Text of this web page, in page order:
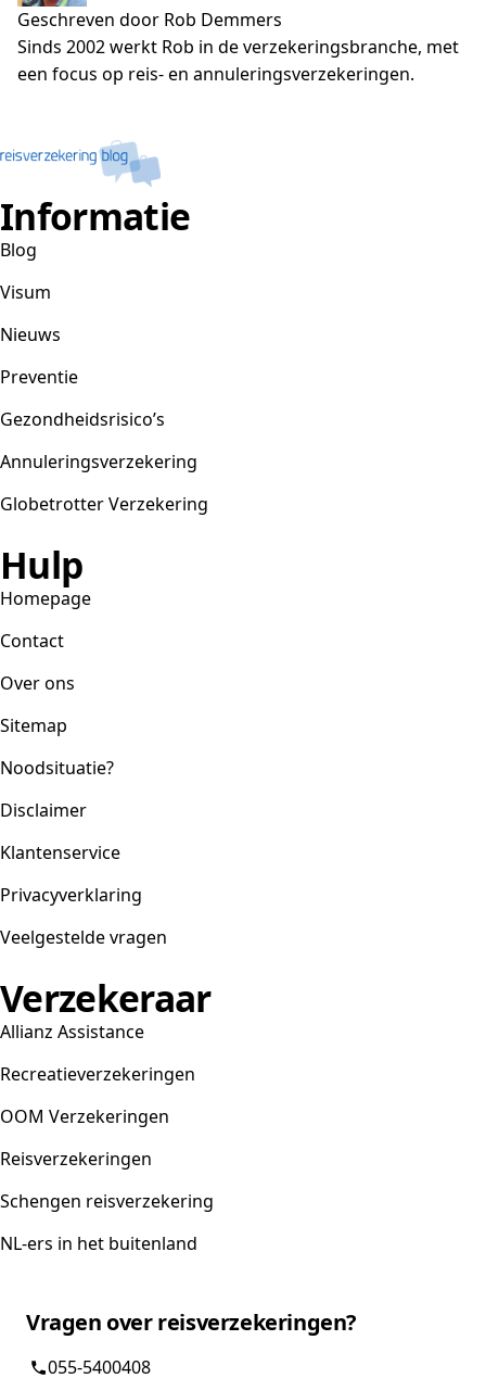
Geschreven door Rob Demmers
Sinds 2002 werkt Rob in de verzekeringsbranche, met
een focus op reis- en annuleringsverzekeringen.
Informatie
Blog
Visum
Nieuws
Preventie
Gezondheidsrisico’s
Annuleringsverzekering
Globetrotter Verzekering
Hulp
Homepage
Contact
Over ons
Sitemap
Noodsituatie?
Disclaimer
Klantenservice
Privacyverklaring
Veelgestelde vragen
Verzekeraar
Allianz Assistance
Recreatieverzekeringen
OOM Verzekeringen
Reisverzekeringen
Schengen reisverzekering
NL-ers in het buitenland
Vragen over reisverzekeringen?
055-5400408